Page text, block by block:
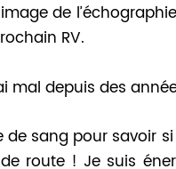
de
RV.
mal depuis des
sang pour savoir
route ! Je suis